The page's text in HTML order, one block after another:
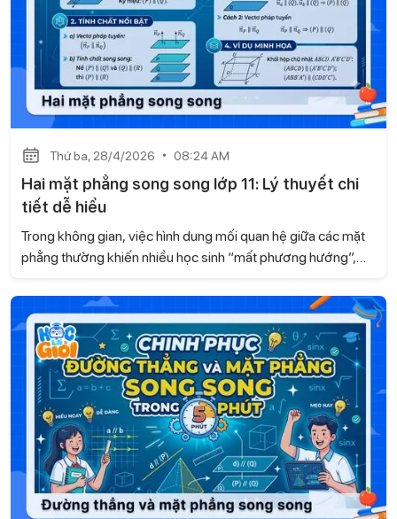
Thứ ba, 28/4/2026 08:24 AM
Hai mặt phẳng song song lớp 11: Lý thuyết chi
tiết dễ hiểu
Trong không gian, việc hình dung mối quan hệ giữa các mặt
phẳng thường khiến nhiều học sinh “mất phương hướng”,
kiến thức sách Kết nối tri thức và cuộc sống, Gia sư Học là
Giỏi mang đến cho bạn một cách tiếp cận mới mẻ, giúp bạn
hiểu rõ bản chất của hai mặt phẳng song song thay, từ đó
học nhanh hơn và vận dụng chính xác hơn trong từng dạng
bài.